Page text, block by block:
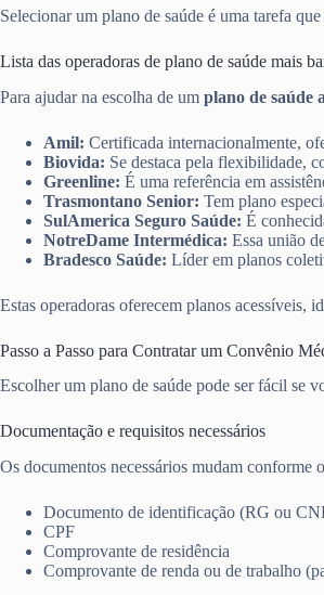
Selecionar um plano de saúde é uma tarefa
Lista das operadoras de plano de saúde mais
Para ajudar na escolha de um plano de saúde
Amil: Certificada internacionalmente,
Biovida: Se destaca pela flexibilidade,
Greenline: É uma referência em
Trasmontano Senior: Tem plano
SulAmerica Seguro Saúde: É
NotreDame Intermédica: Essa união
Bradesco Saúde: Líder em planos
Estas operadoras oferecem planos acessíveis,
Passo a Passo para Contratar um Convênio
Escolher um plano de saúde pode ser fácil se
Documentação e requisitos necessários
Os documentos necessários mudam conforme
Documento de identificação (RG ou
CPF
Comprovante de residência
Comprovante de renda ou de trabalho